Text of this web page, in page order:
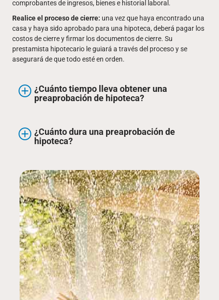
comprobantes de ingresos, bienes e historial laboral.
Realice el proceso de cierre: una vez que haya encontrado una
casa y haya sido aprobado para una hipoteca, deberá pagar los
costos de cierre y firmar los documentos de cierre. Su
prestamista hipotecario le guiará a través del proceso y se
asegurará de que todo esté en orden.
¿Cuánto tiempo lleva obtener una
preaprobación de hipoteca?
¿Cuánto dura una preaprobación de
hipoteca?